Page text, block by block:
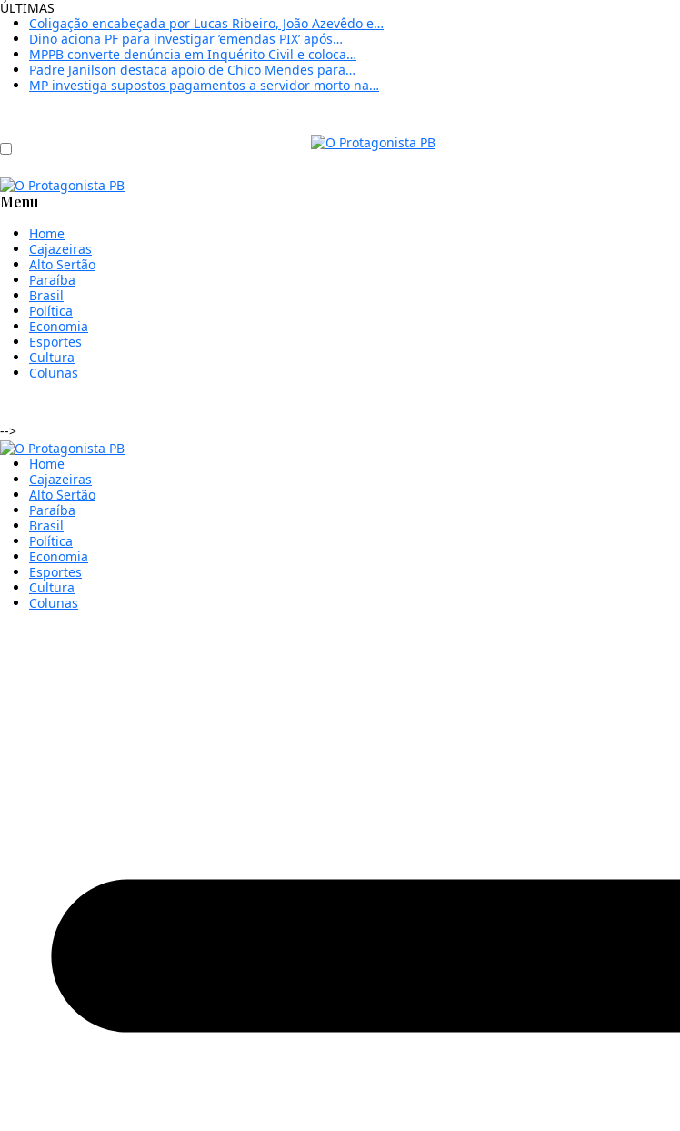
ÚLTIMAS
Coligação encabeçada por Lucas Ribeiro, João Azevêdo e…
Dino aciona PF para investigar ’emendas PIX’ após…
MPPB converte denúncia em Inquérito Civil e coloca…
Padre Janilson destaca apoio de Chico Mendes para…
MP investiga supostos pagamentos a servidor morto na…
Menu
Home
Cajazeiras
Alto Sertão
Paraíba
Brasil
Política
Economia
Esportes
Cultura
Colunas
-->
Home
Cajazeiras
Alto Sertão
Paraíba
Brasil
Política
Economia
Esportes
Cultura
Colunas